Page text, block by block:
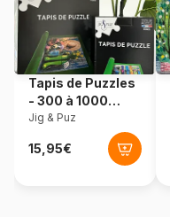
Nombre de pièces
Dimensions
Matière primaire
Format boîte
Tapis de Puzzles
- 300 à 1000
pièces
Jig & Puz